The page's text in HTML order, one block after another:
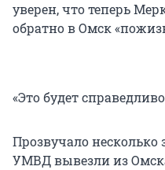
уверен, что теперь
обратно в Омск
«Это будет
Прозвучало несколько
УМВД вывезли из